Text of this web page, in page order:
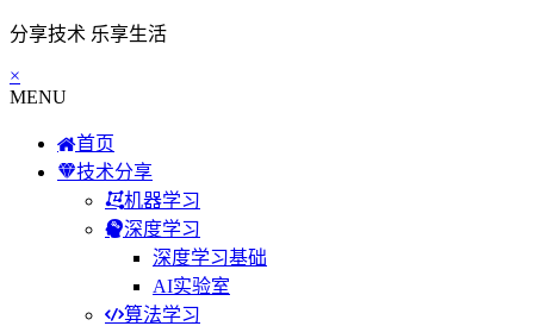
分享技术 乐享生活
×
MENU
首页
技术分享
机器学习
深度学习
深度学习基础
AI实验室
算法学习